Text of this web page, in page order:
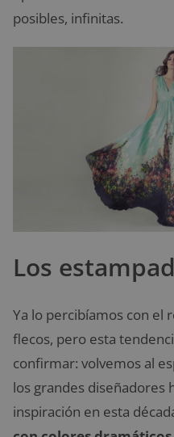
posibles, infinitas.
Los
Ya lo percibíamos con el
flecos, pero esta
confirmar: volvemos al
los grandes diseñadores
inspiración en esta